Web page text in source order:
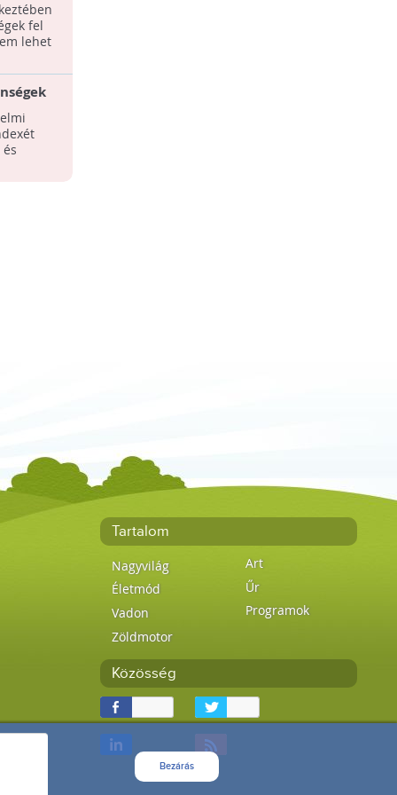
Bezárás
fel
lehet
528
Tartalom
Nagyvilág
Életmód
Vadon
Zöldmotor
Art
Űr
Programok
Közösség